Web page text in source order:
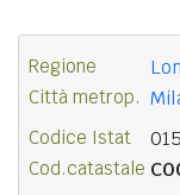
Regione
Città metrop.
Codice Istat
Cod.catastale